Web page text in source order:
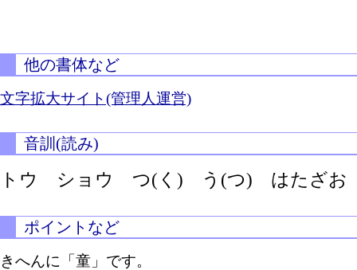
他の書体など
文字拡大サイト(管理人運営)
音訓(読み)
トウ ショウ つ(く) う(つ) はたざお
ポイントなど
きへんに「童」です。